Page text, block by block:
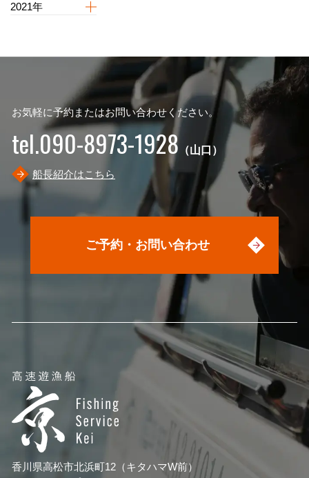
2021年
お気軽に予約またはお問い合わせください。
tel.090-8973-1928 （山口）
船長紹介はこちら
ご予約・お問い合わせ
香川県高松市北浜町12（キタハマW前）